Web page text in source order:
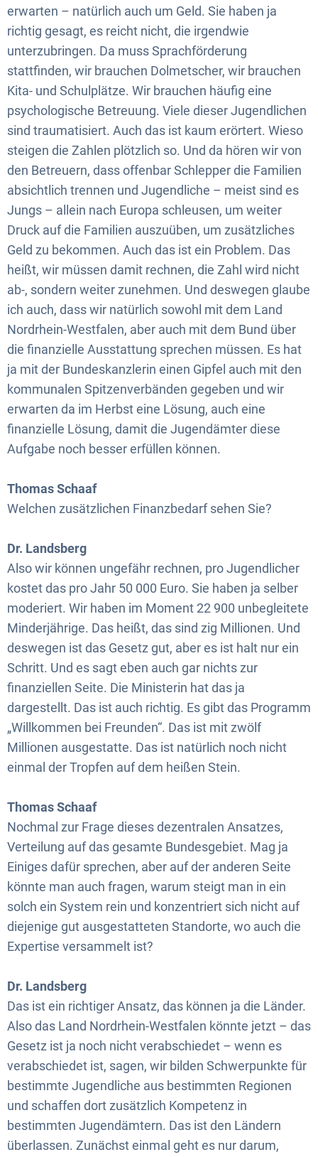
erwarten – natürlich auch um Geld. Sie haben ja
richtig gesagt, es reicht nicht, die irgendwie
unterzubringen. Da muss Sprachförderung
stattfinden, wir brauchen Dolmetscher, wir brauchen
Kita- und Schulplätze. Wir brauchen häufig eine
psychologische Betreuung. Viele dieser Jugendlichen
sind traumatisiert. Auch das ist kaum erörtert. Wieso
steigen die Zahlen plötzlich so. Und da hören wir von
den Betreuern, dass offenbar Schlepper die Familien
absichtlich trennen und Jugendliche – meist sind es
Jungs – allein nach Europa schleusen, um weiter
Druck auf die Familien auszuüben, um zusätzliches
Geld zu bekommen. Auch das ist ein Problem. Das
heißt, wir müssen damit rechnen, die Zahl wird nicht
ab-, sondern weiter zunehmen. Und deswegen glaube
ich auch, dass wir natürlich sowohl mit dem Land
Nordrhein-Westfalen, aber auch mit dem Bund über
die finanzielle Ausstattung sprechen müssen. Es hat
ja mit der Bundeskanzlerin einen Gipfel auch mit den
kommunalen Spitzenverbänden gegeben und wir
erwarten da im Herbst eine Lösung, auch eine
finanzielle Lösung, damit die Jugendämter diese
Aufgabe noch besser erfüllen können.
Thomas Schaaf
Welchen zusätzlichen Finanzbedarf sehen Sie?
Dr. Landsberg
Also wir können ungefähr rechnen, pro Jugendlicher
kostet das pro Jahr 50 000 Euro. Sie haben ja selber
moderiert. Wir haben im Moment 22 900 unbegleitete
Minderjährige. Das heißt, das sind zig Millionen. Und
deswegen ist das Gesetz gut, aber es ist halt nur ein
Schritt. Und es sagt eben auch gar nichts zur
finanziellen Seite. Die Ministerin hat das ja
dargestellt. Das ist auch richtig. Es gibt das Programm
„Willkommen bei Freunden“. Das ist mit zwölf
Millionen ausgestatte. Das ist natürlich noch nicht
einmal der Tropfen auf dem heißen Stein.
Thomas Schaaf
Nochmal zur Frage dieses dezentralen Ansatzes,
Verteilung auf das gesamte Bundesgebiet. Mag ja
Einiges dafür sprechen, aber auf der anderen Seite
könnte man auch fragen, warum steigt man in ein
solch ein System rein und konzentriert sich nicht auf
diejenige gut ausgestatteten Standorte, wo auch die
Expertise versammelt ist?
Dr. Landsberg
Das ist ein richtiger Ansatz, das können ja die Länder.
Also das Land Nordrhein-Westfalen könnte jetzt – das
Gesetz ist ja noch nicht verabschiedet – wenn es
verabschiedet ist, sagen, wir bilden Schwerpunkte für
bestimmte Jugendliche aus bestimmten Regionen
und schaffen dort zusätzlich Kompetenz in
bestimmten Jugendämtern. Das ist den Ländern
überlassen. Zunächst einmal geht es nur darum,